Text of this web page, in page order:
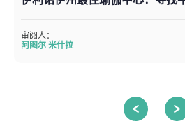
审阅人：
阿图尔·米什拉